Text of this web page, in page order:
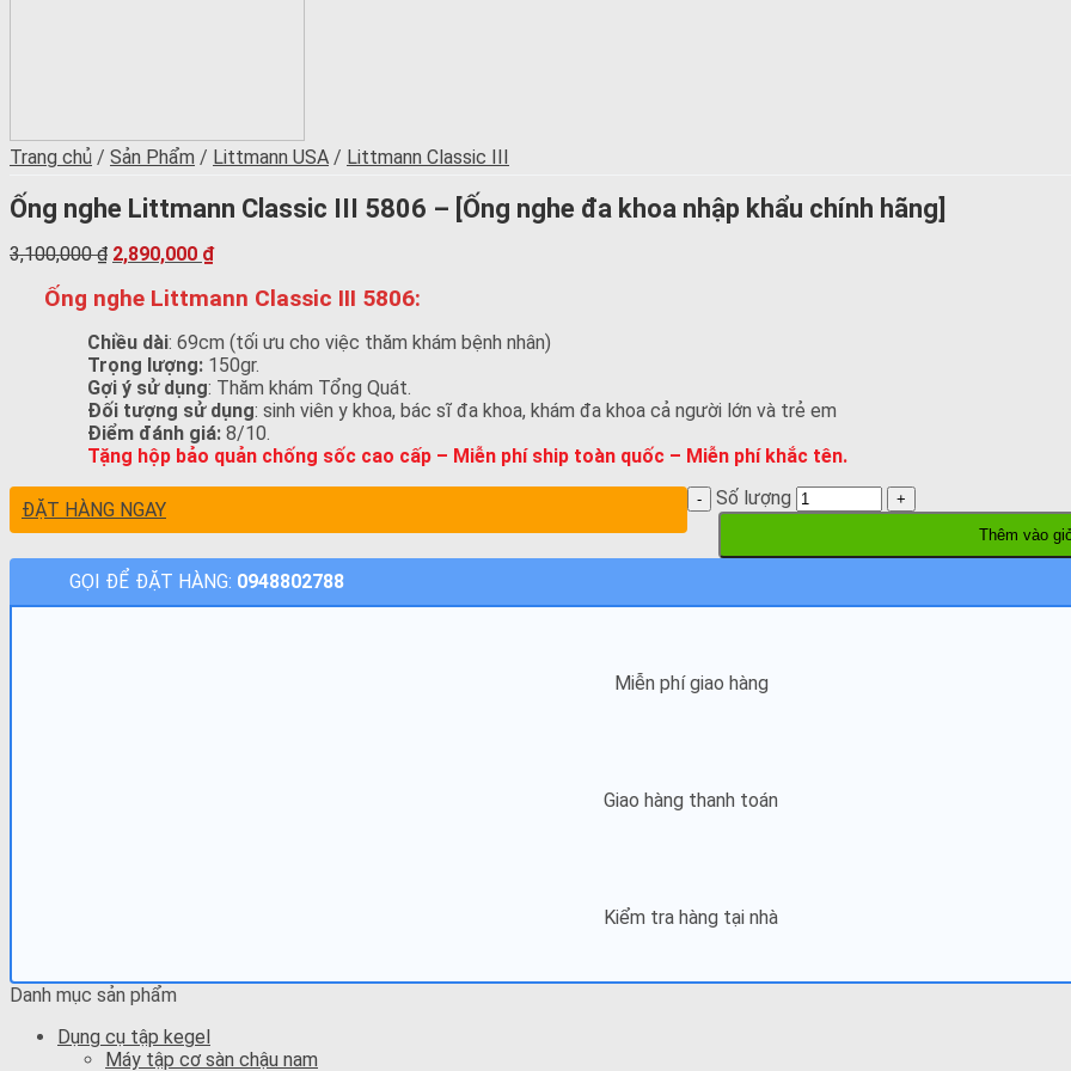
Trang chủ / Sản Phẩm / Littmann USA / Littmann Classic III
Ống nghe Littmann Classic III 5806 – [Ống nghe đa khoa nhập khẩu chính hãng]
3,100,000₫ 2,890,000 ₫
Ống nghe Littmann Classic III 5806:
Chiều dài: 69cm (tối ưu cho việc thăm khám bệnh nhân)
Trọng lượng: 150gr.
Gợi ý sử dụng: Thăm khám Tổng Quát.
Đối tượng sử dụng: sinh viên y khoa, bác sĩ đa khoa, khám đa khoa cả người lớn và trẻ em
Điểm đánh giá: 8/10.
Tặng hộp bảo quản chống sốc cao cấp – Miễn phí ship toàn quốc – Miễn phí khắc tên.
ĐẶT HÀNG NGAY
Số lượng
Thêm vào
GỌI ĐỂ ĐẶT HÀNG: 0948802788
Miễn phí giao hàng
Giao hàng thanh toán
Kiểm tra hàng tại nhà
Danh mục sản phẩm
Dụng cụ tập kegel
Máy tập cơ sàn chậu nam